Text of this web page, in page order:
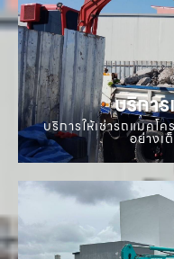
บริกา
บริการให้เช่ารถแมคโ
อย่างเ